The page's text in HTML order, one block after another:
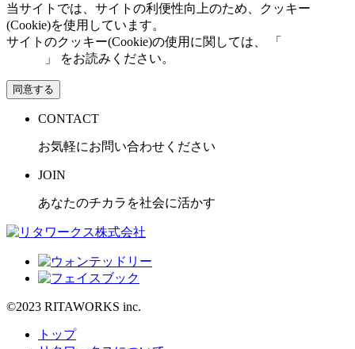
当サイトでは、サイトの利便性向上のため、クッキー
(Cookie)を使用しています。
サイトのクッキー(Cookie)の使用に関しては、 「
」 をお読みください。
同意する
CONTACT
お気軽にお問い合わせください
JOIN
あなたのチカラを社会に活かす
©2023 RITAWORKS inc.
トップ